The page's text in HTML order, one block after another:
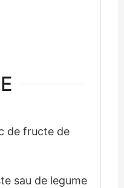
de fructe de
sau de legume